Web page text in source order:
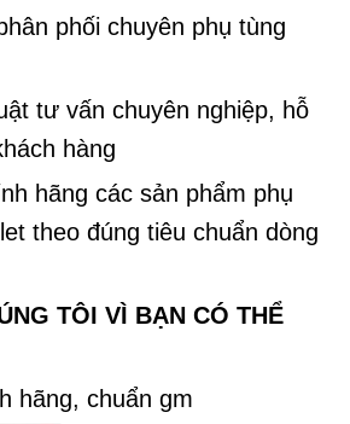
phối chuyên phụ tùng
tư vấn chuyên nghiệp, hỗ
hàng
hãng các sản phẩm phụ
theo đúng tiêu chuẩn dòng
TÔI VÌ BẠN CÓ THỂ
hãng, chuẩn gm